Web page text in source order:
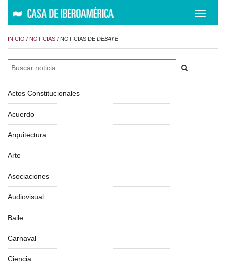
INICIO / NOTICIAS / NOTICIAS DE DEBATE
Actos Constitucionales
Acuerdo
Arquitectura
Arte
Asociaciones
Audiovisual
Baile
Carnaval
Ciencia